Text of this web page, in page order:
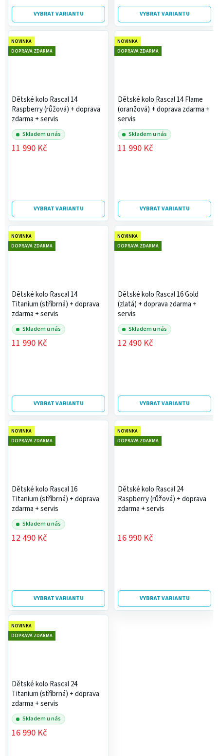
VYBRAT VARIANTU VYBRAT VARIANTU
Dětské kolo Rascal 14
Raspberry (růžová) + doprava
zdarma + servis
Skladem u nás
11 990 Kč
VYBRAT VARIANTU
NOVINKA
DOPRAVA ZDARMA
Dětské kolo Rascal 14 Flame
(oranžová) + doprava zdarma +
servis
Skladem u nás
11 990 Kč
VYBRAT VARIANTU
NOVINKA
DOPRAVA ZDARMA
Dětské kolo Rascal 14
Titanium (stříbrná) + doprava
zdarma + servis
Skladem u nás
11 990 Kč
VYBRAT VARIANTU
NOVINKA
DOPRAVA ZDARMA
Dětské kolo Rascal 16 Gold
(zlatá) + doprava zdarma +
servis
Skladem u nás
12 490 Kč
VYBRAT VARIANTU
NOVINKA
DOPRAVA ZDARMA
Dětské kolo Rascal 16
Titanium (stříbrná) + doprava
zdarma + servis
Skladem u nás
12 490 Kč
VYBRAT VARIANTU
NOVINKA
DOPRAVA ZDARMA
Dětské kolo Rascal 24
Raspberry (růžová) + doprava
zdarma + servis
16 990 Kč
VYBRAT VARIANTU
NOVINKA
DOPRAVA ZDARMA
Dětské kolo Rascal 24
Titanium (stříbrná) + doprava
zdarma + servis
Skladem u nás
16 990 Kč
NOVINKA
DOPRAVA ZDARMA